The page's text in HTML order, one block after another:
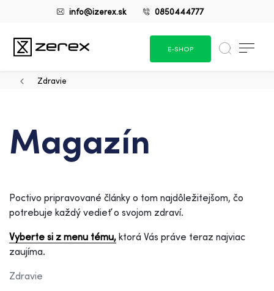
info@izerex.sk 0850444777
E-SHOP
Zdravie
Magazín
Poctivo pripravované články o tom najdôležitejšom, čo
potrebuje každý vedieť o svojom zdraví.
Vyberte si z menu tému, ktorá Vás práve teraz najviac
zaujíma.
Zdravie